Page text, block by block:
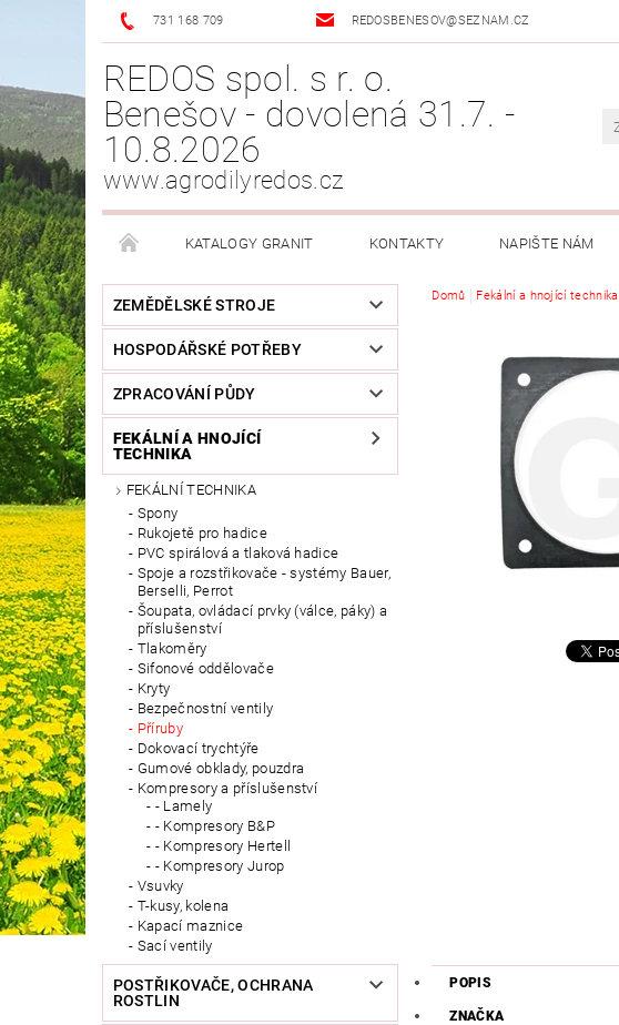
731 168 709 REDOSBENESOV@SEZNAM.CZ
REDOS spol. s r. o.
Benešov - dovolená 31.7. -
10.8.2026
www.agrodilyredos.cz
KATALOGY GRANIT KONTAKTY NAPIŠTE NÁM
ZEMĚDĚLSKÉ STROJE
HOSPODÁŘSKÉ POTŘEBY
ZPRACOVÁNÍ PŮDY
FEKÁLNÍ A HNOJÍCÍ
TECHNIKA
FEKÁLNÍ TECHNIKA
Spony
Rukojetě pro hadice
PVC spirálová a tlaková hadice
Spoje a rozstřikovače - systémy Bauer,
Berselli, Perrot
Šoupata, ovládací prvky (válce, páky) a
příslušenství
Tlakoměry
Sifonové oddělovače
Kryty
Bezpečnostní ventily
Příruby
Dokovací trychtýře
Gumové obklady, pouzdra
Kompresory a příslušenství
- Lamely
- Kompresory B&P
- Kompresory Hertell
- Kompresory Jurop
Vsuvky
T-kusy, kolena
Kapací maznice
Sací ventily
POSTŘIKOVAČE, OCHRANA
ROSTLIN
Domů Fekální a hnojící technika
POPIS
ZNAČKA